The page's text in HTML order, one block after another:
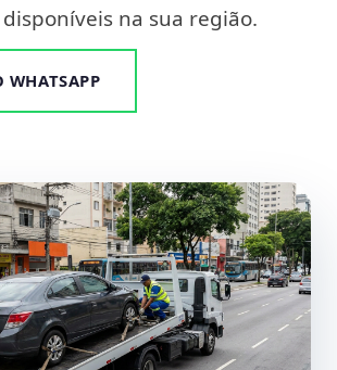
na sua região.
WHATSAPP